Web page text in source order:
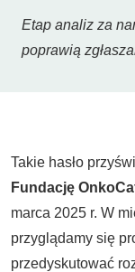
Etap analiz za
poprawią
Takie hasło
Fundację
marca 2025 r. W
przyglądamy się
przedyskutować